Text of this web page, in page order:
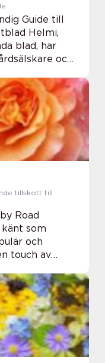
Guide till
Helmi,
blad, har
och
över p...
tillskott till
Road
som
och
touch av
rödaktiga